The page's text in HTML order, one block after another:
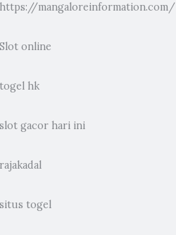
https://mangaloreinformation.com/
Slot online
togel hk
slot gacor hari ini
rajakadal
situs togel